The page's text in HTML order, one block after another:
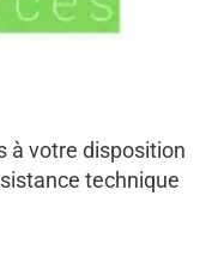
à votre disposition
technique